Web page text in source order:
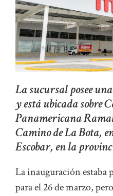
La sucursal posee
y está ubicada sobre
Panamericana
Camino de La Bota,
Escobar, en la
La inauguración
para el 26 de marzo,